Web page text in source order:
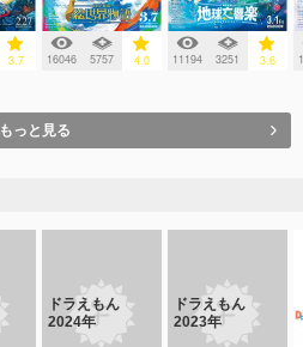
3.7 16046 5757 4.0 11194 3251 3.6
もっと見る
ドラえもん
2024年
ドラえもん
2023年